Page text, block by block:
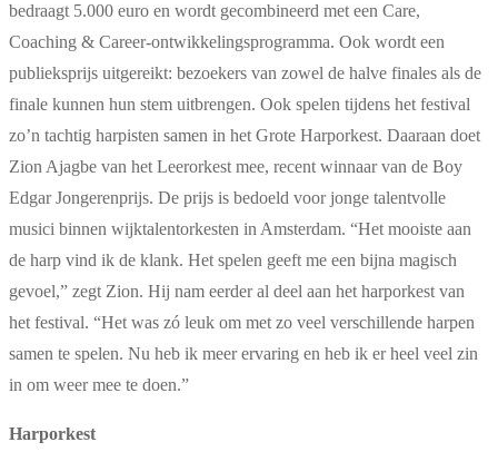
bedraagt 5.000 euro en wordt gecombineerd met een Care,
Coaching & Career-ontwikkelingsprogramma. Ook wordt een
publieksprijs uitgereikt: bezoekers van zowel de halve finales als de
finale kunnen hun stem uitbrengen. Ook spelen tijdens het festival
zo’n tachtig harpisten samen in het Grote Harporkest. Daaraan doet
Zion Ajagbe van het Leerorkest mee, recent winnaar van de Boy
Edgar Jongerenprijs. De prijs is bedoeld voor jonge talentvolle
musici binnen wijktalentorkesten in Amsterdam. “Het mooiste aan
de harp vind ik de klank. Het spelen geeft me een bijna magisch
gevoel,” zegt Zion. Hij nam eerder al deel aan het harporkest van
het festival. “Het was zó leuk om met zo veel verschillende harpen
samen te spelen. Nu heb ik meer ervaring en heb ik er heel veel zin
in om weer mee te doen.”
Harporkest